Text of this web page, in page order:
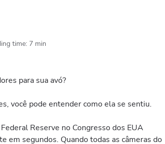
time: 7 min
para sua avó?
você pode entender como ela se sentiu.
Reserve no Congresso dos EUA
em segundos. Quando todas as câmeras do